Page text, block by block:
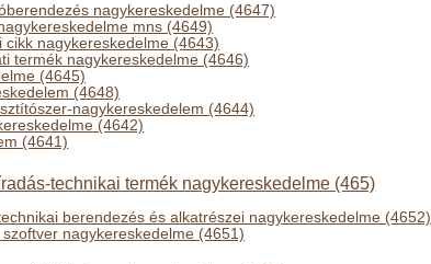
nagykereskedelme (4647)
mns (4649)
cikk nagykereskedelme (4643)
termék nagykereskedelme (4646)
(4645)
(4648)
nagykereskedelem (4644)
(4642)
(4641)
technikai termék nagykereskedelme (465)
berendezés és alkatrészei nagykereskedelme (4652)
nagykereskedelme (4651)